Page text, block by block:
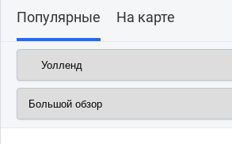
Популярные На карте